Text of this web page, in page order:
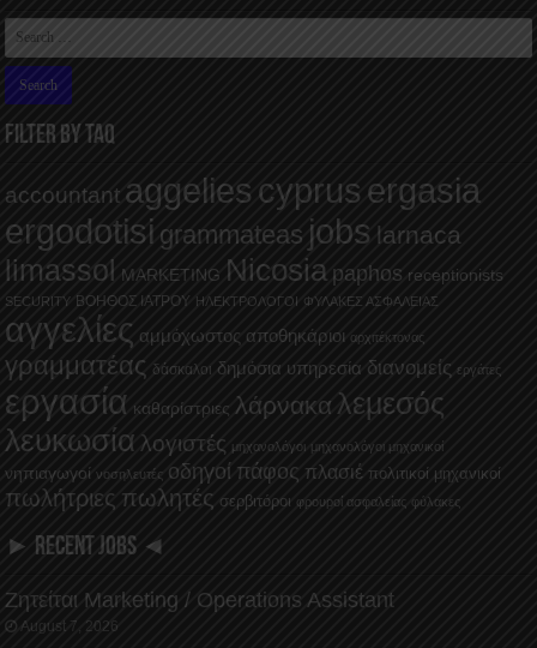
FILTER BY TAQ
accountant aggelies cyprus ergasia
ergodotisi grammateas jobs larnaca
limassol MARKETING Nicosia paphos receptionists
SECURITY ΒΟΗΘΟΣ ΙΑΤΡΟΥ ΗΛΕΚΤΡΟΛΟΓΟΙ ΦΥΛΑΚΕΣ ΑΣΦΑΛΕΙΑΣ
αγγελίες αμμόχωστος αποθηκάριοι αρχιτέκτονας
γραμματέας δάσκαλοι δημόσια υπηρεσία διανομείς εργάτες
εργασία καθαρίστριες λάρνακα λεμεσός
λευκωσία λογιστές μηχανολόγοι μηχανολόγοι μηχανικοί
νηπιαγωγοί νοσηλευτές οδηγοί πάφος πλασιέ πολιτικοί μηχανικοί
πωλήτριες πωλητές σερβιτόροι φρουροί ασφαλείας φύλακες
► RECENT JOBS ◄
Ζητείται Marketing / Operations Assistant
August 7, 2026